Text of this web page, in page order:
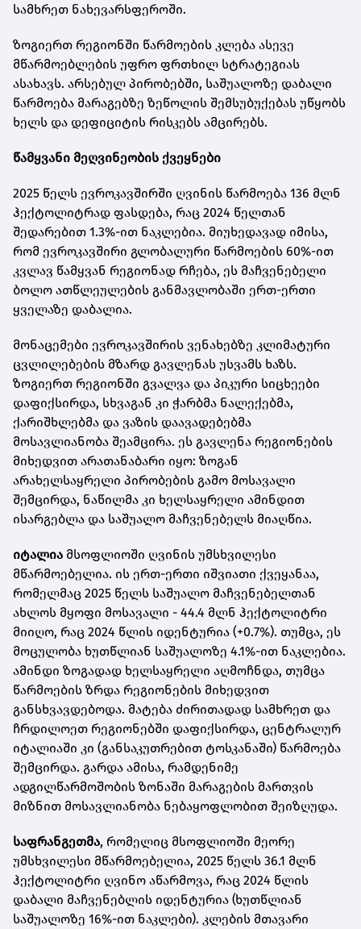
სამხრეთ ნახევარსფეროში.
ზოგიერთ რეგიონში წარმოების კლება ასევე
მწარმოებლების უფრო ფრთხილ სტრატეგიას
ასახავს. არსებულ პირობებში, საშუალოზე დაბალი
წარმოება მარაგებზე ზეწოლის შემსუბუქებას უწყობს
ხელს და დეფიციტის რისკებს ამცირებს.
წამყვანი მეღვინეობის ქვეყნები
2025 წელს ევროკავშირში ღვინის წარმოება 136 მლნ
ჰექტოლიტრად ფასდება, რაც 2024 წელთან
შედარებით 1.3%-ით ნაკლებია. მიუხედავად იმისა,
რომ ევროკავშირი გლობალური წარმოების 60%-ით
კვლავ წამყვან რეგიონად რჩება, ეს მაჩვენებელი
ბოლო ათწლეულების განმავლობაში ერთ-ერთი
ყველაზე დაბალია.
მონაცემები ევროკავშირის ვენახებზე კლიმატური
ცვლილებების მზარდ გავლენას უსვამს ხაზს.
ზოგიერთ რეგიონში გვალვა და პიკური სიცხეები
დაფიქსირდა, სხვაგან კი ჭარბმა ნალექებმა,
ქარიშხლებმა და ვაზის დაავადებებმა
მოსავლიანობა შეამცირა. ეს გავლენა რეგიონების
მიხედვით არათანაბარი იყო: ზოგან
არახელსაყრელი პირობების გამო მოსავალი
შემცირდა, ნაწილმა კი ხელსაყრელი ამინდით
ისარგებლა და საშუალო მაჩვენებელს მიაღწია.
იტალია მსოფლიოში ღვინის უმსხვილესი
მწარმოებელია. ის ერთ-ერთი იშვიათი ქვეყანაა,
რომელმაც 2025 წელს საშუალო მაჩვენებელთან
ახლოს მყოფი მოსავალი - 44.4 მლნ ჰექტოლიტრი
მიიღო, რაც 2024 წლის იდენტურია (+0.7%). თუმცა, ეს
მოცულობა ხუთწლიან საშუალოზე 4.1%-ით ნაკლებია.
ამინდი ზოგადად ხელსაყრელი აღმოჩნდა, თუმცა
წარმოების ზრდა რეგიონების მიხედვით
განსხვავდებოდა. მატება ძირითადად სამხრეთ და
ჩრდილოეთ რეგიონებში დაფიქსირდა, ცენტრალურ
იტალიაში კი (განსაკუთრებით ტოსკანაში) წარმოება
შემცირდა. გარდა ამისა, რამდენიმე
ადგილწარმოშობის ზონაში მარაგების მართვის
მიზნით მოსავლიანობა ნებაყოფლობით შეიზღუდა.
საფრანგეთმა, რომელიც მსოფლიოში მეორე
უმსხვილესი მწარმოებელია, 2025 წელს 36.1 მლნ
ჰექტოლიტრი ღვინო აწარმოვა, რაც 2024 წლის
დაბალი მაჩვენებლის იდენტურია (ხუთწლიან
საშუალოზე 16%-ით ნაკლები). კლების მთავარი